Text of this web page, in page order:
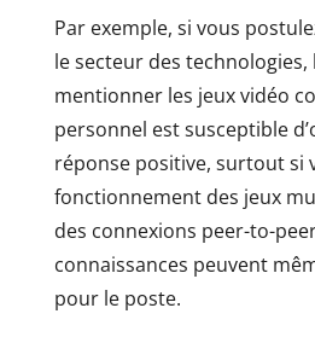
Par exemple, si vous
le secteur des technologies,
mentionner les jeux vidéo
personnel est susceptible
réponse positive, surtout si
fonctionnement des jeux
des connexions peer-to-
connaissances peuvent
pour le poste.